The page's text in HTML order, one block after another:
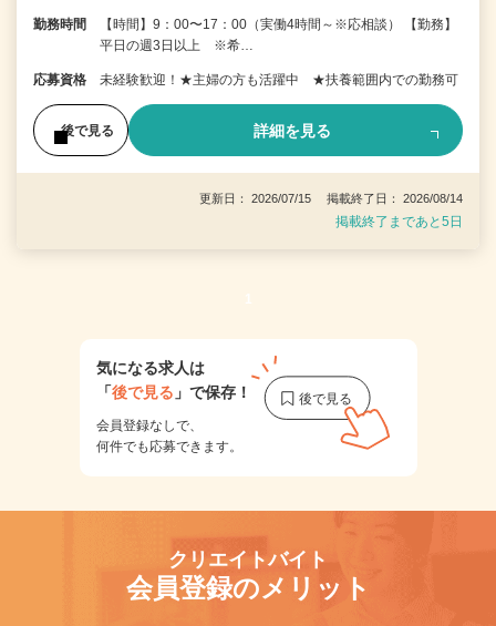
勤務時間
【時間】9：00〜17：00（実働4時間～※応相談） 【勤務】
平日の週3日以上 ※希…
応募資格 未経験歓迎！★主婦の方も活躍中 ★扶養範囲内での勤務可
後で見る 詳細を見る
更新日： 2026/07/15 掲載終了日： 2026/08/14
掲載終了まであと5日
1
気になる求人は
「後で見る 」で保存！
会員登録なしで、
何件でも応募できます。
クリエイトバイト
会員登録のメリット